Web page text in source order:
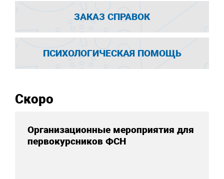
ЗАКАЗ СПРАВОК
ПСИХОЛОГИЧЕСКАЯ ПОМОЩЬ
Скоро
Организационные мероприятия для
первокурсников ФСН